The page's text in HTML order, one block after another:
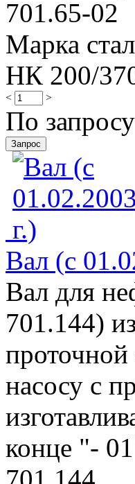
701.65-02
Марка
НК 200/
< >
По запросу
Вал (с
Вал для
701.144)
проточной
насосу с
конце "-